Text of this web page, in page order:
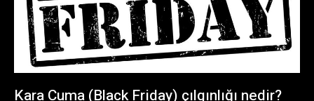
Kara Cuma (Black Friday) çılgınlığı nedir?